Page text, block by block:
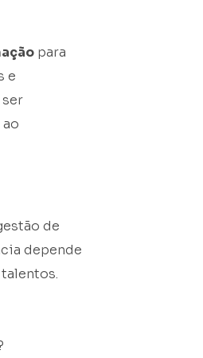
para
e
de
depende